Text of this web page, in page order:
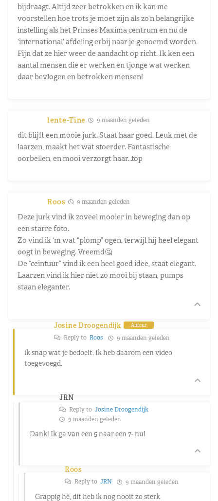
bijdraagt. Altijd zeer betrokken en ik kan me
voorstellen hoe trots je moet zijn als zo’n belangrijke
instelling als het Prinses Maxima centrum en nu de
‘international’ afdeling erbij naar je genoemd worden.
Fijn dat ze hier weer de aandacht op richt. Ik ken een
aantal mensen die er werken en tjonge wat werken
daar bevlogen en betrokken mensen!
lente-Tine 9 maanden geleden
dit blijft een mooie jurk. Staat haar goed. Leuk met de
laarzen, maakt het wat stoerder. Fantastische
oorbellen, en mooi verzorgt haar…top
Roos 9 maanden geleden
Deze jurk vind ik zoveel mooier in beweging dan op
een starre foto.
Zo vind ik ‘m wat “plomp” ogen, terwijl hij heel elegant
oogt in beweging. Vreemd🤔
De “ceintuur” vind ik een heel goed idee, staat elegant.
Laarzen vind ik hier niet zo mooi bij staan, pumps
staan eleganter.
Josine Droogendijk Auteur
Reply to Roos 9 maanden geleden
ik snap wat je bedoelt. Ik heb daarom een video
toegevoegd.
JRN
Reply to Josine Droogendijk
9 maanden geleden
Dank! Ik ga van een 5 naar een 7- nu!
Roos
Reply to JRN 9 maanden geleden
Grappig hè, dit heb ik nog nooit zo sterk